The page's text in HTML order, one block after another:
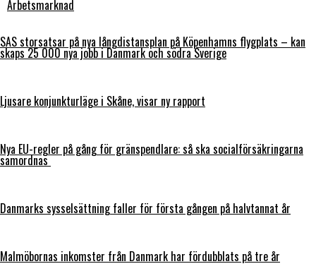
Arbetsmarknad
SAS storsatsar på nya långdistansplan på Köpenhamns flygplats – kan
skaps 25 000 nya jobb i Danmark och södra Sverige
Ljusare konjunkturläge i Skåne, visar ny rapport
Nya EU-regler på gång för gränspendlare: så ska socialförsäkringarna
samordnas
Danmarks sysselsättning faller för första gången på halvtannat år
Malmöbornas inkomster från Danmark har fördubblats på tre år